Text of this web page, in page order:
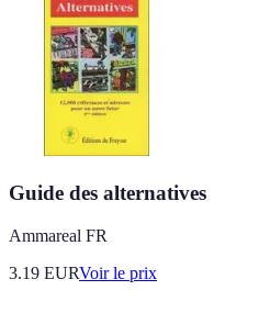
Guide des alternatives
Ammareal FR
3.19 EURVoir le prix